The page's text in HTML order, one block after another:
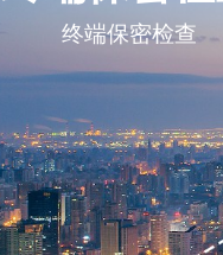
终端保密检查